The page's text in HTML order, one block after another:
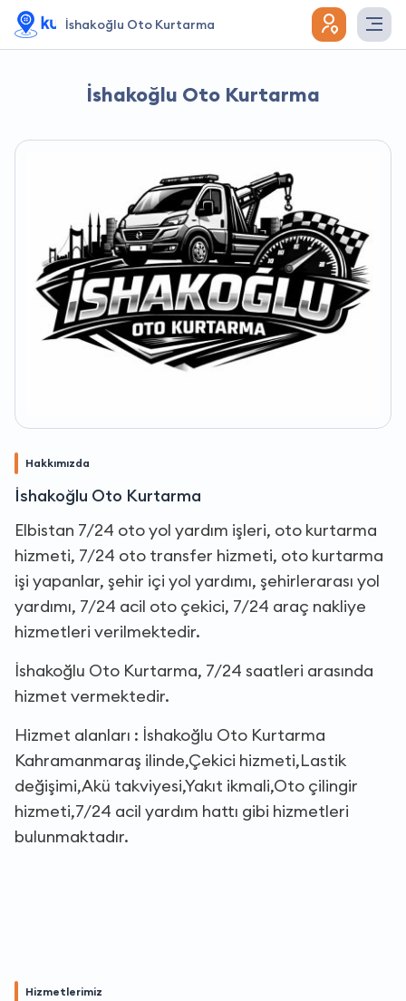
İshakoğlu Oto Kurtarma
İshakoğlu Oto Kurtarma
Hakkımızda
İshakoğlu Oto Kurtarma
Elbistan 7/24 oto yol yardım işleri, oto kurtarma
hizmeti, 7/24 oto transfer hizmeti, oto kurtarma
işi yapanlar, şehir içi yol yardımı, şehirlerarası yol
yardımı, 7/24 acil oto çekici, 7/24 araç nakliye
hizmetleri verilmektedir.
İshakoğlu Oto Kurtarma, 7/24 saatleri arasında
hizmet vermektedir.
Hizmet alanları : İshakoğlu Oto Kurtarma
Kahramanmaraş ilinde,Çekici hizmeti,Lastik
değişimi,Akü takviyesi,Yakıt ikmali,Oto çilingir
hizmeti,7/24 acil yardım hattı gibi hizmetleri
bulunmaktadır.
Hizmetlerimiz